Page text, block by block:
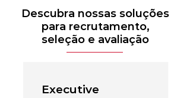
Descubra nossas soluções
para recrutamento,
seleção e avaliação
Executive